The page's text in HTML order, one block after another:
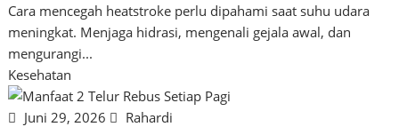
Cara mencegah heatstroke perlu dipahami saat suhu udara
meningkat. Menjaga hidrasi, mengenali gejala awal, dan
mengurangi...
Kesehatan
Juni 29, 2026 Rahardi